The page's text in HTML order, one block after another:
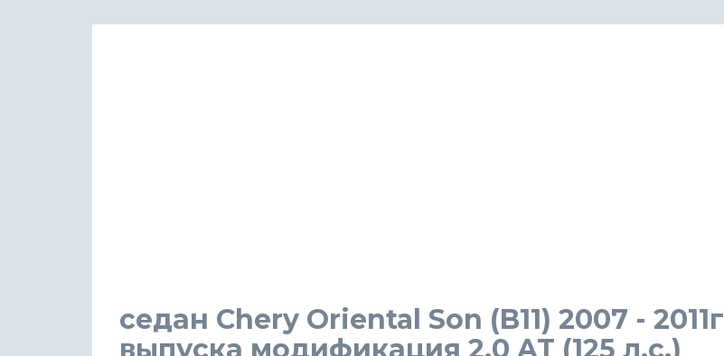
седан Chery Oriental Son (B11) 2007 - 2011г
выпуска модификация 2.0 AT (125 л.с.)